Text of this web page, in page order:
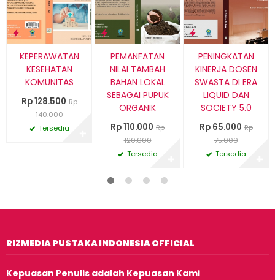
KEPERAWATAN
KESEHATAN
KOMUNITAS
Rp 128.500 Rp
140.000
Tersedia
PEMANFATAN
NILAI TAMBAH
BAHAN LOKAL
SEBAGAI PUPUK
ORGANIK
Rp 110.000 Rp
120.000
Tersedia
PENINGKATAN
KINERJA DOSEN
SWASTA DI ERA
LIQUID DAN
SOCIETY 5.0
Rp 65.000 Rp
75.000
Tersedia
RIZMEDIA PUSTAKA INDONESIA OFFICIAL
Kepuasan Penulis adalah Kepuasan Kami